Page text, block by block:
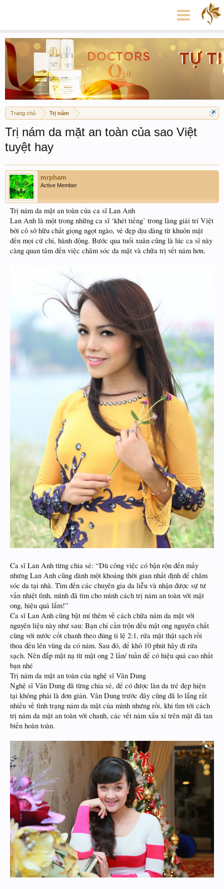
Trang chủ Trị nám
Trị nám da mặt an toàn của sao Việt
tuyệt hay
mrpham
Active Member
Trị nám da mặt an toàn của ca sĩ Lan Anh
Lan Anh là một trong những ca sĩ ‘khét tiếng’ trong làng giải trí Việt
bởi cô sở hữu chất giọng ngọt ngào, vẻ đẹp dịu dàng từ khuôn mặt
đến mọi cử chỉ, hành động. Bước qua tuổi xuân cũng là lúc ca sĩ này
càng quan tâm đến việc chăm sóc da mặt và chữa trị vết nám hơn.
Ca sĩ Lan Anh từng chia sẻ: “Dù công việc có bận rộn đến mấy
nhưng Lan Anh cũng dành một khoảng thời gian nhất định để chăm
sóc da tại nhà. Tìm đến các chuyên gia da liễu và nhận được sự tư
vấn nhiệt tình, mình đã tìm cho mình cách trị nám an toàn với mật
ong, hiệu quả lắm!”
Ca sĩ Lan Anh cũng bật mí thêm về cách chữa nám da mặt với
nguyên liệu này như sau: Bạn chỉ cần trộn đều mật ong nguyên chất
cùng với nước cốt chanh theo đúng tỉ lệ 2:1, rửa mặt thật sạch rồi
thoa đều lên vùng da có nám. Sau đó, để khô 10 phút hãy đi rửa
sạch. Nên đắp mặt nạ từ mật ong 2 lần/ tuần để có hiệu quả cao nhất
bạn nhé
Trị nám da mặt an toàn của nghệ sĩ Vân Dung
Nghệ sĩ Vân Dung đã từng chia sẻ, để có được làn da trẻ đẹp hiện
tại không phải là đơn giản. Vân Dung trước đây cũng đã lo lắng rất
nhiều về tình trạng nám da mặt của mình nhưng rồi, khi tìm tới cách
trị nám da mặt an toàn với chanh, các vết nám xấu xí trên mặt đã tan
biến hoàn toàn.